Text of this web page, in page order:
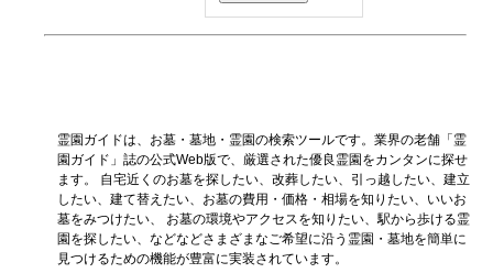
霊園ガイドは、お墓・墓地・霊園の検索ツールです。業界の老舗「霊
園ガイド」誌の公式Web版で、厳選された優良霊園をカンタンに探せ
ます。 自宅近くのお墓を探したい、改葬したい、引っ越したい、建立
したい、建て替えたい、お墓の費用・価格・相場を知りたい、いいお
墓をみつけたい、 お墓の環境やアクセスを知りたい、駅から歩ける霊
園を探したい、などなどさまざまなご希望に沿う霊園・墓地を簡単に
見つけるための機能が豊富に実装されています。